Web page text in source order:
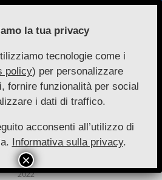
Menu
Yentl: una fragile
On: 26 Giugno 2022
2022
la tua privacy
tecnologie come i
policy) per personalizzare
fornire funzionalità per social
i dati di traffico.
acconsenti all’utilizzo di
Informativa sulla privacy.